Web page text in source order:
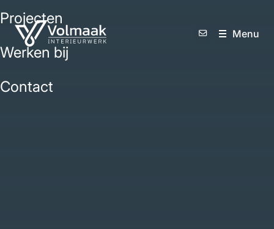
Projecten
Werken bij
Contact
Menu